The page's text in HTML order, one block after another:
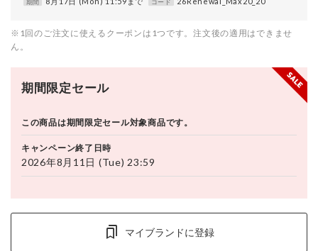
※1回のご注文に使えるクーポンは1つです。注文後の適用はできませ
ん。
期間限定セール
この商品は期間限定セール対象商品です。
キャンペーン終了日時
2026年8月11日 (Tue) 23:59
マイブランドに登録